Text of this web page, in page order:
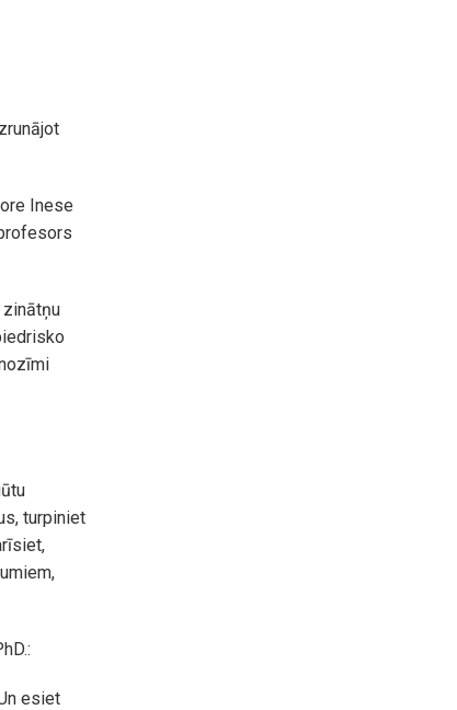
Inese
turpiniet
esiet